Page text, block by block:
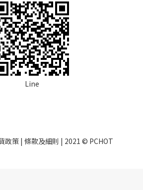
Line
政策| 條款及細則 | 2021 © PCHOT